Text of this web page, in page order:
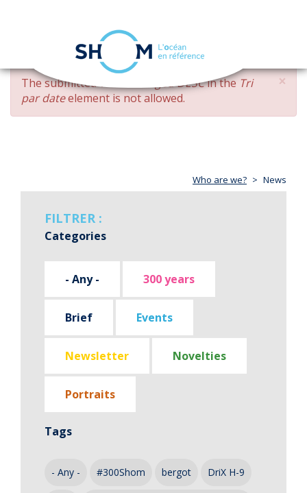
Skip
main
content
navigation
×
ERROR
MESSAGE
The submitted value changed DESCin the Tri
par dateelement is not allowed.
Who are we? News
FILTRER :
Categories
- Any - 300 years
Brief Events
Newsletter Novelties
Portraits
Tags
- Any - #300Shom bergot DriX H-9